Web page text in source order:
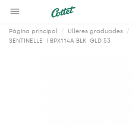
Pàgina principal Ulleres graduades
SENTINELLE ­ I BPX­114A BLK ­ GLD 53